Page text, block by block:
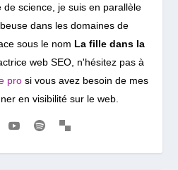
de science, je suis en parallèle
dans les domaines de
sous le nom La fille dans la
web SEO, n'hésitez pas à
prosi vous avez besoin de mes
en visibilité sur le web.